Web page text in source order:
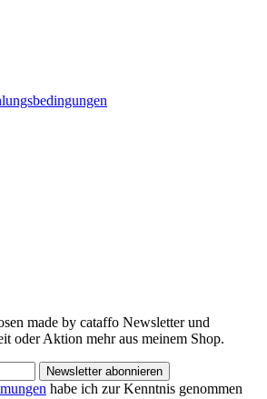
made by cataffo Newsletter und
oder Aktion mehr aus meinem Shop.
Newsletter abonnieren
habe ich zur Kenntnis genommen